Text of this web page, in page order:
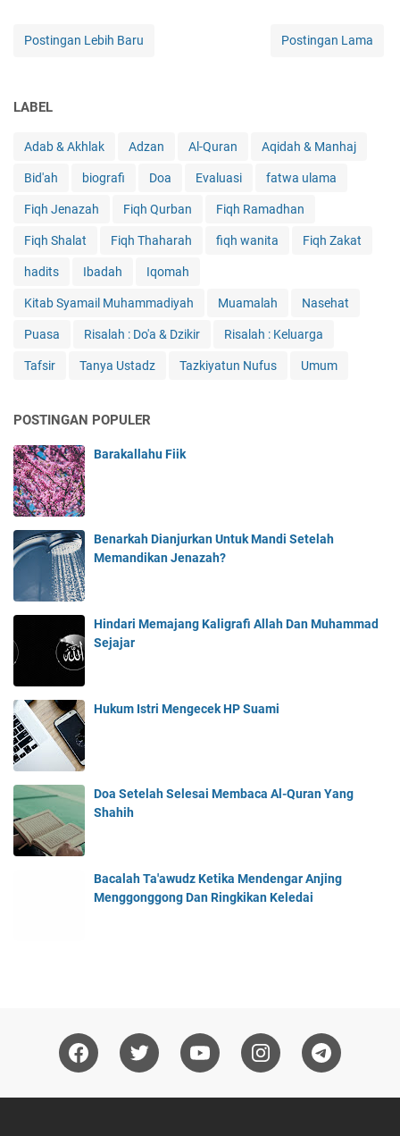
Postingan Lebih Baru Postingan Lama
LABEL
Adab & Akhlak Adzan Al-Quran Aqidah & Manhaj
Bid'ah biografi Doa Evaluasi fatwa ulama
Fiqh Jenazah Fiqh Qurban Fiqh Ramadhan
Fiqh Shalat Fiqh Thaharah fiqh wanita Fiqh Zakat
hadits Ibadah Iqomah
Kitab Syamail Muhammadiyah Muamalah Nasehat
Puasa Risalah : Do'a & Dzikir Risalah : Keluarga
Tafsir Tanya Ustadz Tazkiyatun Nufus Umum
POSTINGAN POPULER
Barakallahu Fiik
Benarkah Dianjurkan Untuk Mandi Setelah
Memandikan Jenazah?
Hindari Memajang Kaligrafi Allah Dan Muhammad
Sejajar
Hukum Istri Mengecek HP Suami
Doa Setelah Selesai Membaca Al-Quran Yang
Shahih
Bacalah Ta'awudz Ketika Mendengar Anjing
Menggonggong Dan Ringkikan Keledai